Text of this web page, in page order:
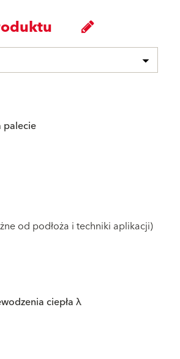
palecie
od podłoża i techniki aplikacji)
ciepła λ